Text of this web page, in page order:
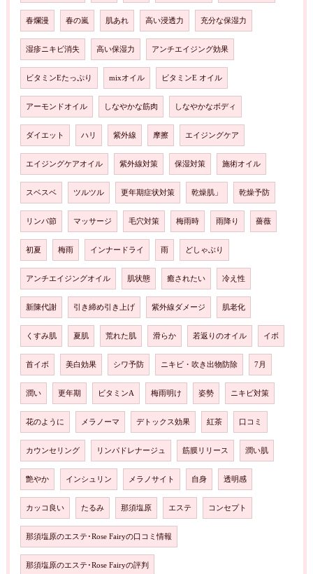
春爛漫 春の嵐 肌あれ 高い浸透力 充分な保湿力
湿疹ニキビ消失 高い保湿力 アンチエイジング効果
ビタミンEたっぷり mixオイル ビタミンE オイル
アーモンドオイル しなやかな筋肉 しなやかなボディ
ダイエット ハリ 紫外線 摩擦 エイジングケア
エイジングケアオイル 紫外線対策 保湿対策 施術オイル
スベスベ ツルツル 更年期症状対策 乾燥肌」 乾燥予防
リンパ節 マッサージ 毛穴対策 梅雨時 雨降り 薔薇
初夏 梅雨 インナードライ 雨 どしゃぶり
アンチエイジングオイル 肌状態 癒されたい 冷え性
新陳代謝 引き締め引き上げ 紫外線ダメージ 肌老化
くすみ肌 夏肌 荒れた肌 滑らか 若返りのオイル イボ
首イボ 美白効果 シワ予防 ニキビ・吹き出物防除 7月
潤い 更年期 ビタミンA 梅雨明け 姿勢 ニキビ対策
花のように メラノーマ デトックス効果 紅茶 口コミ
カウンセリング リンパドレナージュ 筋膜リリース 潤い肌
艶やか インシュリン メラノサイト 自身 透明感
カッコ良い たるみ 那須塩原 エステ コンセプト
那須塩原のエステ･Rose Fairyの口コミ情報
那須塩原のエステ･Rose Fairyの評判